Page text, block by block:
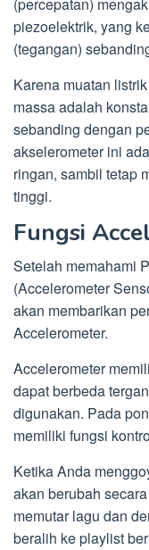
(percepatan)
piezoelektrik, yang
(tegangan)
Karena muatan
massa adalah
sebanding dengan
akselerometer ini
ringan, sambil tetap
tinggi.
Fungsi
Setelah memahami
(Accelerometer
akan membarikan
Accelerometer.
Accelerometer
dapat berbeda
digunakan. Pada
memiliki fungsi
Ketika Anda
akan berubah
memutar lagu dan
beralih ke playlist